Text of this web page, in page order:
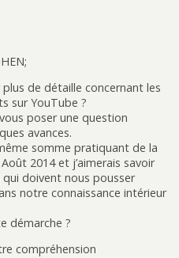
de détaille concernant les
sur YouTube ?
poser une question
avances.
somme pratiquant de la
2014 et j’aimerais savoir
qui doivent nous pousser
notre connaissance intérieur
démarche ?
compréhension